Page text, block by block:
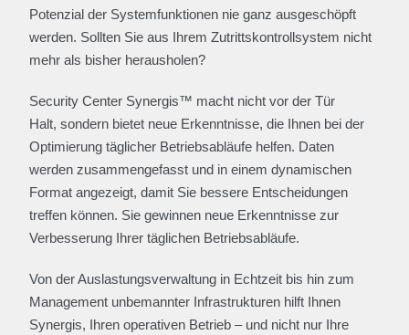
Potenzial der Systemfunktionen nie ganz ausgeschöpft
werden. Sollten Sie aus Ihrem Zutrittskontrollsystem nicht
mehr als bisher herausholen?
Security Center Synergis™ macht nicht vor der Tür
Halt, sondern bietet neue Erkenntnisse, die Ihnen bei der
Optimierung täglicher Betriebsabläufe helfen. Daten
werden zusammengefasst und in einem dynamischen
Format angezeigt, damit Sie bessere Entscheidungen
treffen können. Sie gewinnen neue Erkenntnisse zur
Verbesserung Ihrer täglichen Betriebsabläufe.
Von der Auslastungsverwaltung in Echtzeit bis hin zum
Management unbemannter Infrastrukturen hilft Ihnen
Synergis, Ihren operativen Betrieb – und nicht nur Ihre